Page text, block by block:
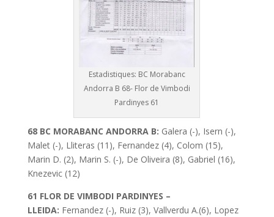
Estadistiques: BC Morabanc
Andorra B 68- Flor de Vimbodi
Pardinyes 61
68 BC MORABANC ANDORRA B: Galera (-), Isern (-),
Malet (-), Lliteras (11), Fernandez (4), Colom (15),
Marin D. (2), Marin S. (-), De Oliveira (8), Gabriel (16),
Knezevic (12)
61 FLOR DE VIMBODI PARDINYES –
LLEIDA: Fernandez (-), Ruiz (3), Vallverdu A.(6), Lopez